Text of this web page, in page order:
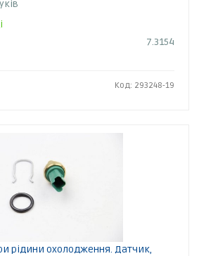
7.3154
Код: 293248-19
рідини охолодження. Датчик,